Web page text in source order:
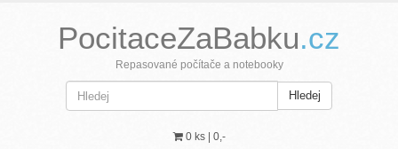
PocitaceZaBabku.cz
Repasované počítače a notebooky
Hledej
0 ks | 0,-